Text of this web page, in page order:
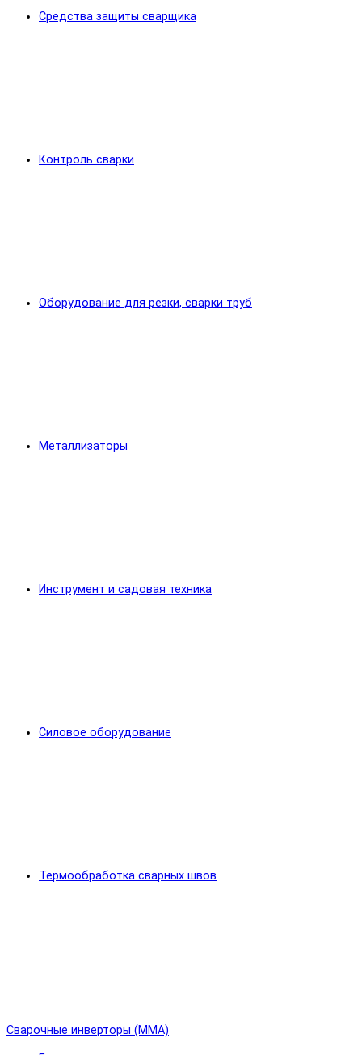
Средства защиты сварщика
Контроль сварки
Оборудование для резки, сварки труб
Металлизаторы
Инструмент и садовая техника
Силовое оборудование
Термообработка сварных швов
Сварочные инверторы (MMA)